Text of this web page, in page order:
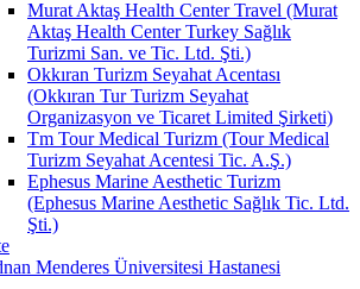
Murat Aktaş Health Center Travel (Murat
Aktaş Health Center Turkey Sağlık
Turizmi San. ve Tic. Ltd. Şti.)
Okkıran Turizm Seyahat Acentası
(Okkıran Tur Turizm Seyahat
Organizasyon ve Ticaret Limited Şirketi)
Tm Tour Medical Turizm (Tour Medical
Turizm Seyahat Acentesi Tic. A.Ş.)
Ephesus Marine Aesthetic Turizm
(Ephesus Marine Aesthetic Sağlık Tic. Ltd.
Şti.)
Menderes Üniversitesi Hastanesi